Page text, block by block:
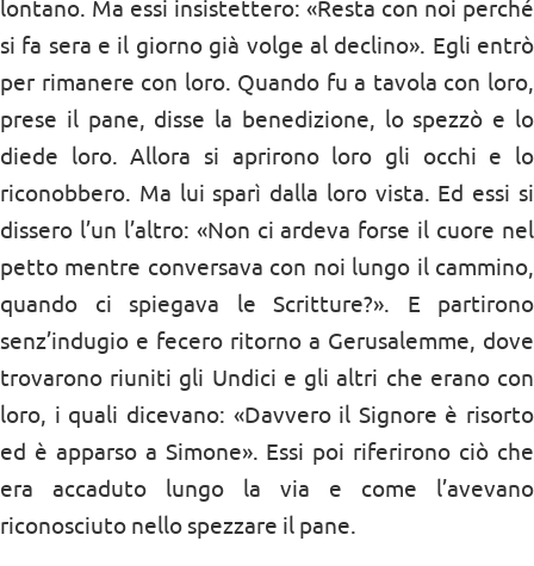
lontano. Ma essi insistettero: «Resta con noi perché
si fa sera e il giorno già volge al declino». Egli entrò
per rimanere con loro. Quando fu a tavola con loro,
prese il pane, disse la benedizione, lo spezzò e lo
diede loro. Allora si aprirono loro gli occhi e lo
riconobbero. Ma lui sparì dalla loro vista. Ed essi si
dissero l’un l’altro: «Non ci ardeva forse il cuore nel
petto mentre conversava con noi lungo il cammino,
quando ci spiegava le Scritture?». E partirono
senz’indugio e fecero ritorno a Gerusalemme, dove
trovarono riuniti gli Undici e gli altri che erano con
loro, i quali dicevano: «Davvero il Signore è risorto
ed è apparso a Simone». Essi poi riferirono ciò che
era accaduto lungo la via e come l’avevano
riconosciuto nello spezzare il pane.